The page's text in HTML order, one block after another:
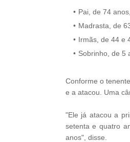
Pai, de 74
Madrasta, de
Irmãs, de 44 e
Sobrinho, de 5
Conforme o
e a atacou. Uma
"Ele já atacou a
setenta e quatro
anos", disse.